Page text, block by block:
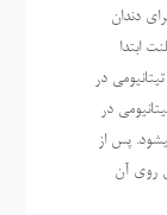
دندان
ابتدا
در
در
پس از
روی آن